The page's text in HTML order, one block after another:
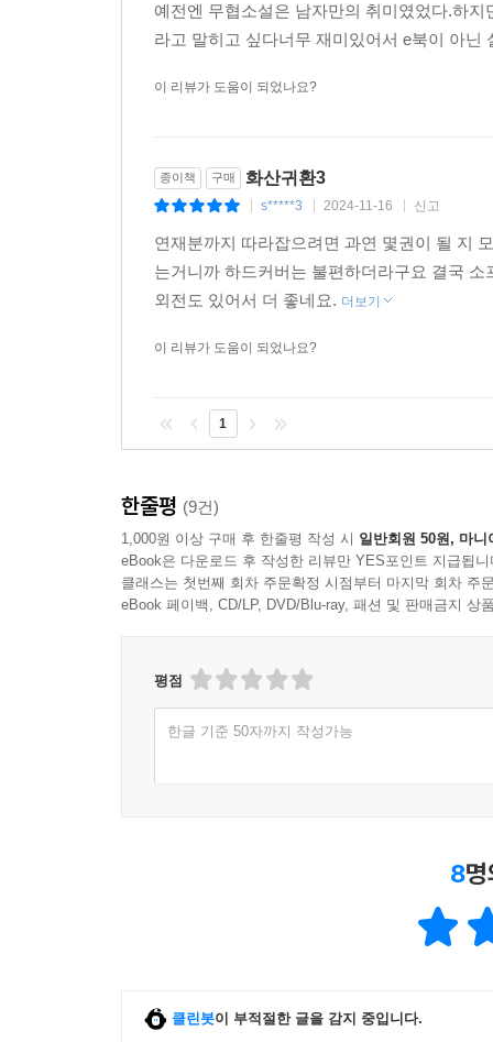
예전엔 무협소설은 남자만의 취미였었다.하
라고 말히고 싶다너무 재미있어서 e북이 아
이 리뷰가 도움이 되었나요?
종이책 구매 화산귀환3
s*****3 2024-11-16 신고
연재분까지 따라잡으려면 과연 몇권이 될 지
는거니까 하드커버는 불편하더라구요 결국
외전도 있어서 더 좋네요. 더보기
이 리뷰가 도움이 되었나요?
1
한줄평 (9건)
1,000원 이상 구매 후 한줄평 작성 시 일반회원 50원, 마니
eBook은 다운로드 후 작성한 리뷰만 YES포인트 지급됩니
클래스는 첫번째 회차 주문확정 시점부터 마지막 회차 주
eBook 페이백, CD/LP, DVD/Blu-ray, 패션 및 판매금지 상
평점
한글 기준 50자까지 작성가능
8
클린봇이 부적절한 글을 감지 중입니다.